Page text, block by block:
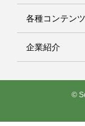
各種コンテンツ
企業紹介
©